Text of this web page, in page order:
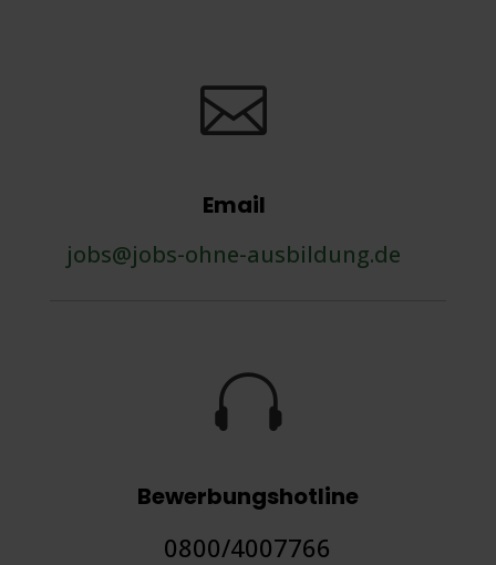

Email
jobs@jobs-ohne-ausbildung.de

Bewerbungshotline
0800/4007766